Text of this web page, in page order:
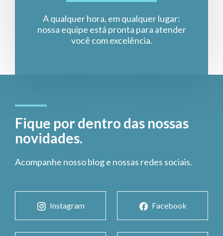
A qualquer hora, em qualquer lugar:
nossa equipe está pronta para atender
você com excelência.
Fique por dentro das nossas
novidades.
Acompanhe nosso blog e nossas redes sociais.
Instagram Facebook